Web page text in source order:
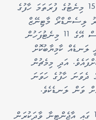
މިއާއެކު މެޗުގެ ނަތީޖާ ނެރުމަށް ކުޅުނު 15 މިނެޓުގެ ފުރަތަމަ ހާފުގެ
ލިސެންޑްރޯ މާޓިނޭޒް
އެޓީމަށް އަލުން ލީޑު ހޯދައިދިން ނަމަވެސް އޭގެ 11 މިނެޓުފަހުން
ކާމިޔާބުކޮށް
އަދި މިމެޗުން
ދެވަނަ ހާފުގެ ހަވަނަ
ވަން ލަނޑެކެވެ.
މިނަތީޖާއެކު މުބާރާތުގެ ރައުންޑް އޮފް 16 ގައި އާޖެންޓީނާ ވާދަކުރަން